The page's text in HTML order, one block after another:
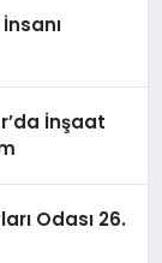
İnşaat
Odası 26.